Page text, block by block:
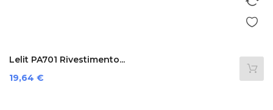
Lelit PA701 Rivestimento...
Prezzo
19,64 €